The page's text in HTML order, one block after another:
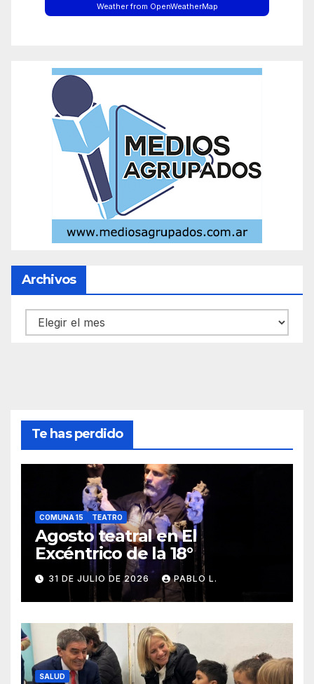
Weather from OpenWeatherMap
Archivos
Archivos
Te has perdido
COMUNA 15 TEATRO
Agosto teatral en El
Excéntrico de la 18°
31 DE JULIO DE 2026 PABLO L.
SALUD